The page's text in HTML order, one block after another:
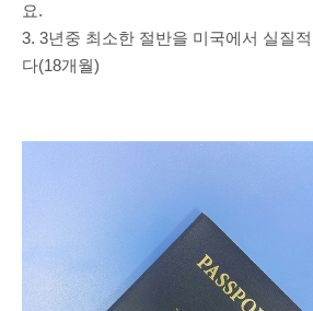
요.
3. 3년중 최소한 절반을 미국에서 실질
다(18개월)